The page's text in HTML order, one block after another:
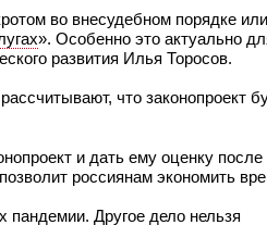
во внесудебном порядке
». Особенно это актуально
развития Илья Торосов.
что законопроект
и дать ему оценку после
россиянам экономить
пандемии. Другое дело нельзя